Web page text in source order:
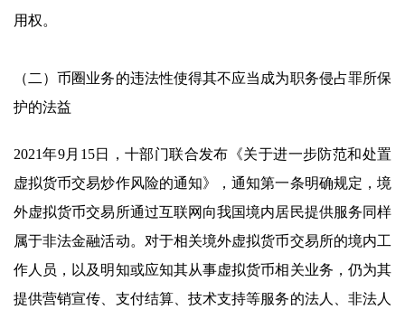
用权。
（二）币圈业务的违法性使得其不应当成为职务侵占罪所保
护的法益
2021年9月15日，十部门联合发布《关于进一步防范和处置
虚拟货币交易炒作风险的通知》，通知第一条明确规定，境
外虚拟货币交易所通过互联网向我国境内居民提供服务同样
属于非法金融活动。对于相关境外虚拟货币交易所的境内工
作人员，以及明知或应知其从事虚拟货币相关业务，仍为其
提供营销宣传、支付结算、技术支持等服务的法人、非法人